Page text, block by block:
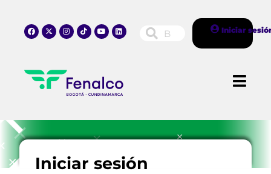
Iniciar
Iniciar sesión